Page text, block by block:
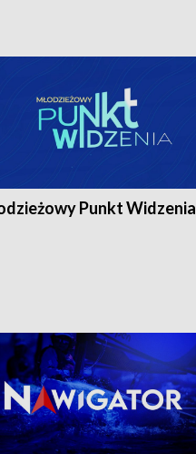
Punkt Widzenia